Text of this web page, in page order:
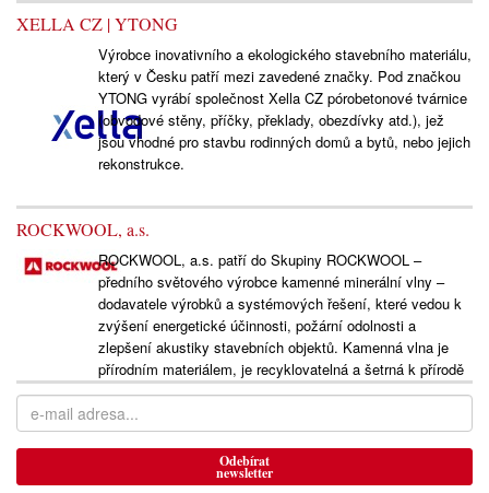
XELLA CZ | YTONG
Výrobce inovativního a ekologického stavebního materiálu,
který v Česku patří mezi zavedené značky. Pod značkou
YTONG vyrábí společnost Xella CZ pórobetonové tvárnice
(obvodové stěny, příčky, překlady, obezdívky atd.), jež
jsou vhodné pro stavbu rodinných domů a bytů, nebo jejich
rekonstrukce.
ROCKWOOL, a.s.
ROCKWOOL, a.s. patří do Skupiny ROCKWOOL –
předního světového výrobce kamenné minerální vlny –
dodavatele výrobků a systémových řešení, které vedou k
zvýšení energetické účinnosti, požární odolnosti a
zlepšení akustiky stavebních objektů. Kamenná vlna je
přírodním materiálem, je recyklovatelná a šetrná k přírodě
Odebírat
newsletter